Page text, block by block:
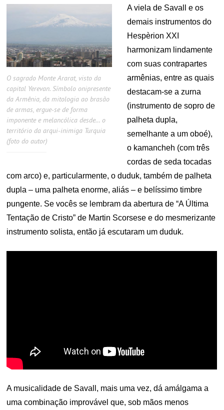
O sagrado Monte Ararat, visto da
capital Yerevan. Símbolo onipresente
da Armênia, da mitologia ao brasão
de armas, ergue-se de forma
imponente e melancólica desde… o
território da arqui-inimiga Turquia
(foto do autor)
A viela de Savall e os
demais instrumentos do
Hespèrion XXI
harmonizam lindamente
com suas contrapartes
armênias, entre as quais
destacam-se a zurna
(instrumento de sopro de
palheta dupla,
semelhante a um oboé),
o kamancheh (com três
cordas de seda tocadas
com arco) e, particularmente, o duduk, também de palheta
dupla – uma palheta enorme, aliás – e belíssimo timbre
pungente. Se vocês se lembram da abertura de “A Última
Tentação de Cristo” de Martin Scorsese e do mesmerizante
instrumento solista, então já escutaram um duduk.
A musicalidade de Savall, mais uma vez, dá amálgama a
uma combinação improvável que, sob mãos menos